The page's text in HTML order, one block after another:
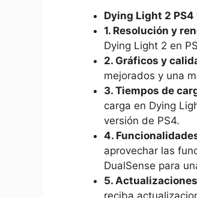
Dying Light ⁢2 PS4⁤
1. Resolución y
Dying Light⁣ 2 ⁢en
2. ‌Gráficos y‍
mejorados y una
3. Tiempos de
⁢carga en Dying⁢
versión⁢ de⁤ PS4.
4.
aprovechar‌ las‌
DualSense‍ para
5.⁣
reciba